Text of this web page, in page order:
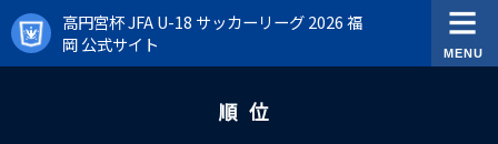
高円宮杯 JFA U-18 サッカーリーグ 2026 福
岡 公式サイト
順位